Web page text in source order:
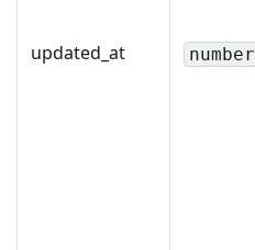
updated_at number